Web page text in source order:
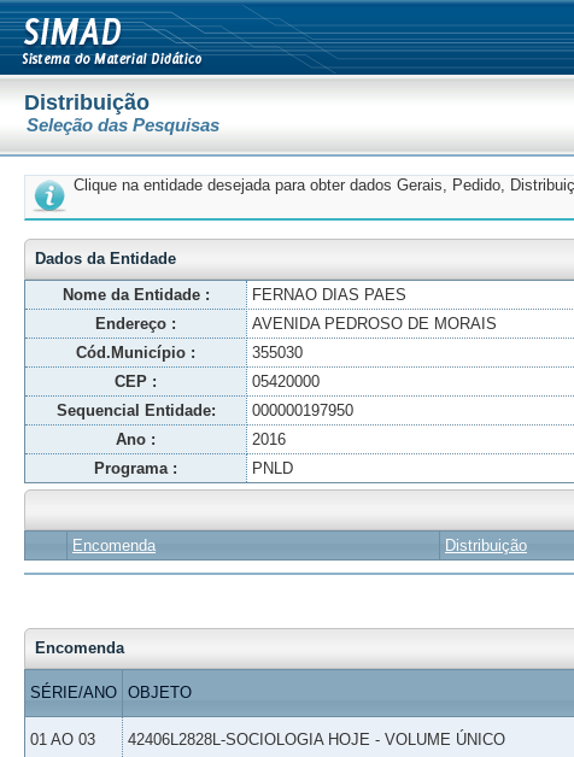
Distribuição
Seleção das Pesquisas
Clique na entidade desejada para obter dados Gerais, Pedido,
Dados da Entidade
Nome da Entidade :
FERNAO DIAS PAES
Endereço :
AVENIDA PEDROSO DE MORAIS
Cód.Município :
355030
CEP :
05420000
Sequencial Entidade:
000000197950
Ano :
2016
Programa :
PNLD
Encomenda Distribuição
Encomenda
SÉRIE/ANO OBJETO
01 AO 03 42406L2828L-SOCIOLOGIA HOJE - VOLUME ÚNICO